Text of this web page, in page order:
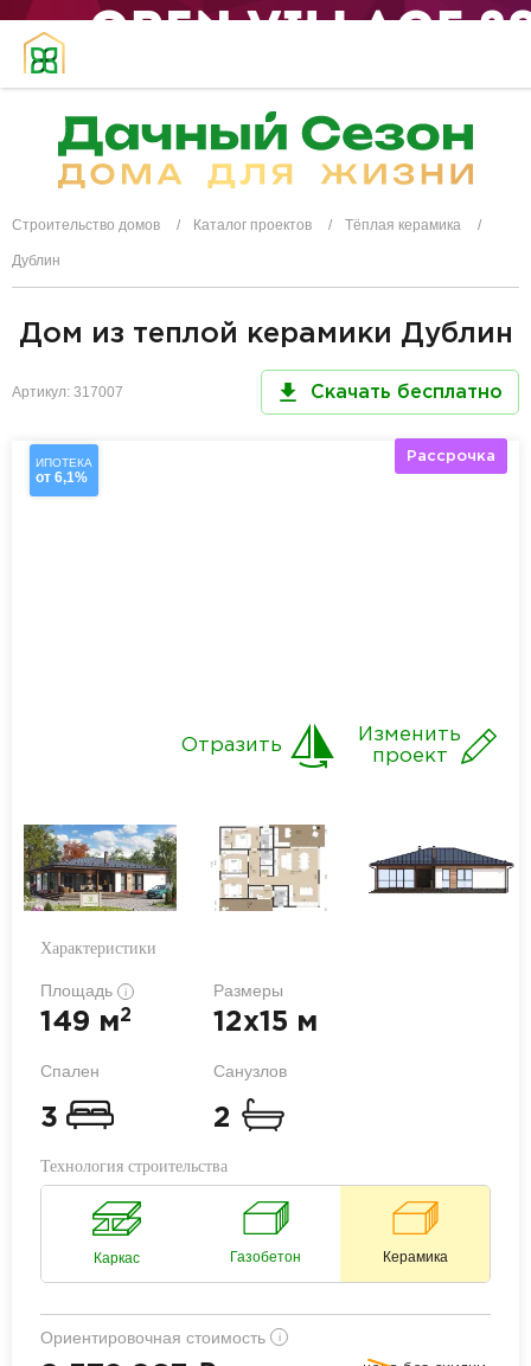
Строительство домов Каталог проектов Тёплая керамика
Дублин
Дом из теплой керамики Дублин
Артикул: 317007 Скачать бесплатно
ИПОТЕКА
от 6,1%
Рассрочка
Изменить
проект
Отразить
Характеристики
Площадь i
149 м2
Размеры
12x15 м
Спален
3
Санузлов
2
Технология строительства
Каркас Газобетон Керамика
Ориентировочная стоимость i